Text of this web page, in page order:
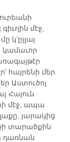
մէջ,
կ’ըլլայ
կամաւոր
հայրենի մեր
Աստուծոյ
Հայուն
մէջ, ապա
յարակից
տարածքին
դառնան